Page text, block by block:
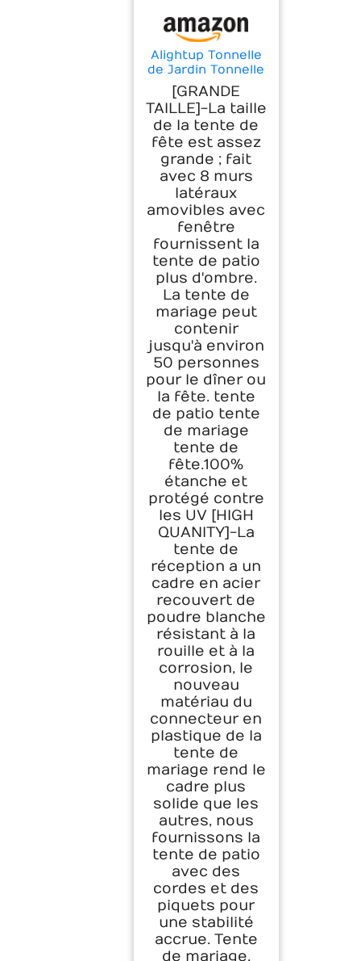
Alightup Tonnelle
de Jardin Tonnelle
Pliante
Imperméable
Tente de
Reception 3X9m
avec 8 Parois aux
UV Pavillon Blanc
Bâche PE Epaisse
de env pour Fête
Marriage Les
Activités
Commerciales
[GRANDE
TAILLE]-La taille
de la tente de
fête est assez
grande ; fait
avec 8 murs
latéraux
amovibles avec
fenêtre
fournissent la
tente de patio
plus d'ombre.
La tente de
mariage peut
contenir
jusqu'à environ
50 personnes
pour le dîner ou
la fête. tente
de patio tente
de mariage
tente de
fête.100%
étanche et
protégé contre
les UV [HIGH
QUANITY]-La
tente de
réception a un
cadre en acier
recouvert de
poudre blanche
résistant à la
rouille et à la
corrosion, le
nouveau
matériau du
connecteur en
plastique de la
tente de
mariage rend le
cadre plus
solide que les
autres, nous
fournissons la
tente de patio
avec des
cordes et des
piquets pour
une stabilité
accrue. Tente
de mariage,